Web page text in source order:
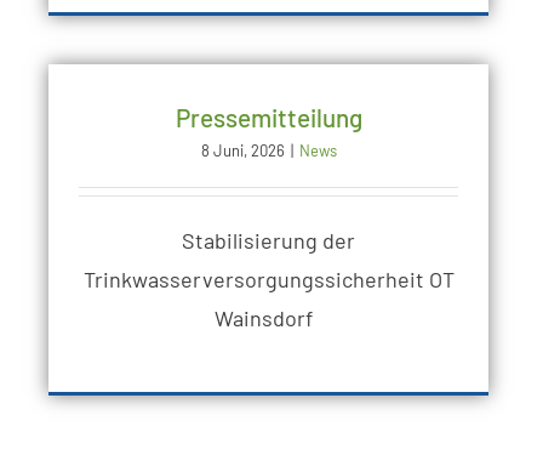
Pressemitteilung
8 Juni, 2026 | News
Stabilisierung der
Trinkwasserversorgungssicherheit OT
Wainsdorf